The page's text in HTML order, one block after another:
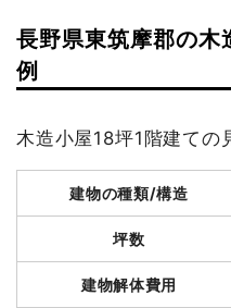
長野県東筑摩郡の木
例
木造小屋18坪1階建ての
建物の種類/構造
坪数
建物解体費用